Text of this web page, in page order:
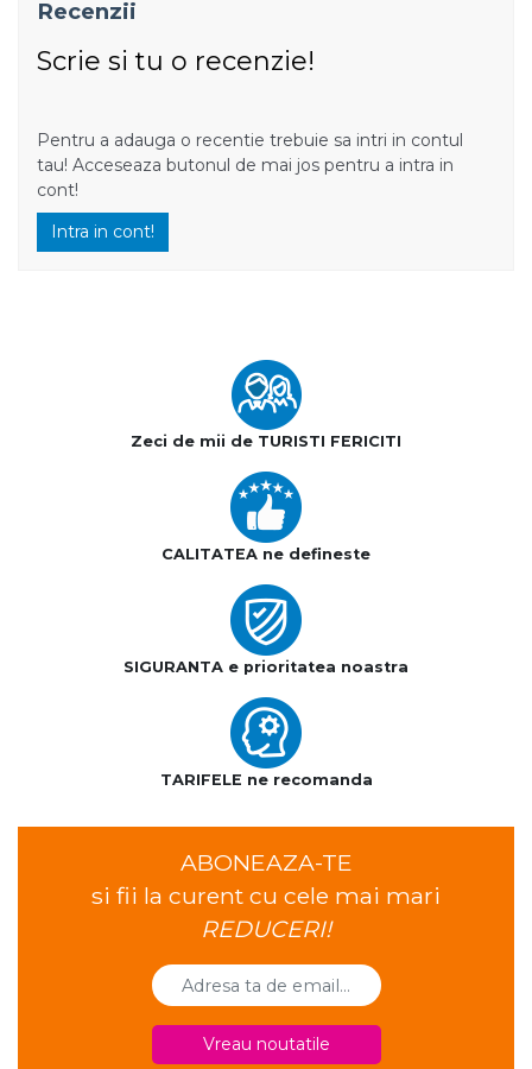
Recenzii
Scrie si tu o recenzie!
Pentru a adauga o recentie trebuie sa intri in contul
tau! Acceseaza butonul de mai jos pentru a intra in
cont!
Intra in cont!
Zeci de mii de TURISTI FERICITI
CALITATEA ne defineste
SIGURANTA e prioritatea noastra
TARIFELE ne recomanda
ABONEAZA-TE
si fii la curent cu cele mai mari
REDUCERI!
Vreau noutatile